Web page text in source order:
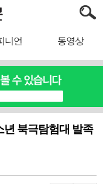
니언 동영상
년 북극탐험대 발족